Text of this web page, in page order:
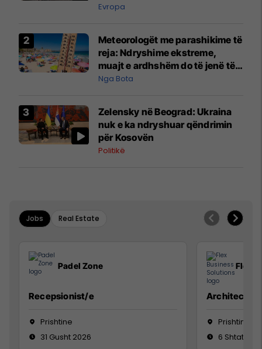
Evropa
Meteorologët me parashikime të
reja: Ndryshime ekstreme,
muajt e ardhshëm do të jenë të
pazakontë
Nga Bota
Zelensky në Beograd: Ukraina
nuk e ka ndryshuar qëndrimin
për Kosovën
Politikë
Jobs Real Estate
Padel Zone
Recepsionist/e
Prishtine
31 Gusht 2026
Flex
Architect
Prishtinë
6 Shtator